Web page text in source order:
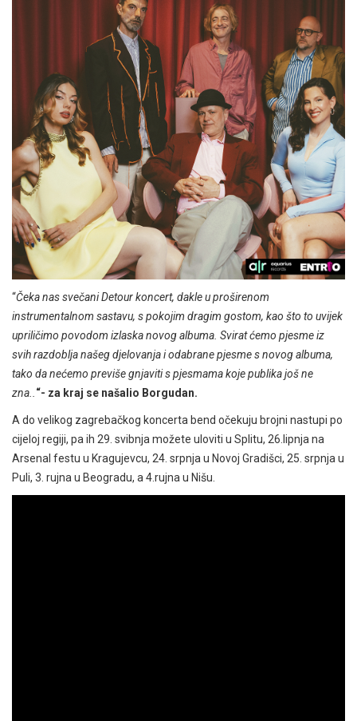
“Čeka nas svečani Detour koncert, dakle u proširenom
instrumentalnom sastavu, s pokojim dragim gostom, kao što to uvijek
upriličimo povodom izlaska novog albuma. Svirat ćemo pjesme iz
svih razdoblja našeg djelovanja i odabrane pjesme s novog albuma,
tako da nećemo previše gnjaviti s pjesmama koje publika još ne
zna.. “- za kraj se našalio Borgudan.
A do velikog zagrebačkog koncerta bend očekuju brojni nastupi po
cijeloj regiji, pa ih 29. svibnja možete uloviti u Splitu, 26.lipnja na
Arsenal festu u Kragujevcu, 24. srpnja u Novoj Gradišci, 25. srpnja u
Puli, 3. rujna u Beogradu, a 4.rujna u Nišu.